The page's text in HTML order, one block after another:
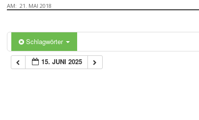
AM: 21. MAI 2018
Schlagwörter
15. JUNI 2025